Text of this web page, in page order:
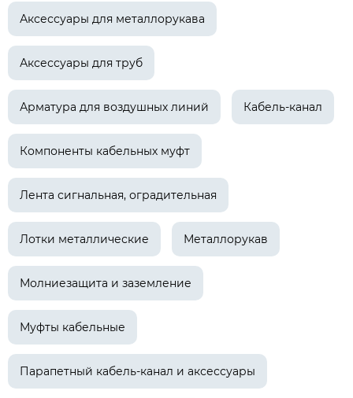
Аксессуары для металлорукава
Аксессуары для труб
Арматура для воздушных линий Кабель-канал
Компоненты кабельных муфт
Лента сигнальная, оградительная
Лотки металлические Металлорукав
Молниезащита и заземление
Муфты кабельные
Парапетный кабель-канал и аксессуары